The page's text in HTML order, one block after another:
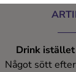
Drink
Något sött